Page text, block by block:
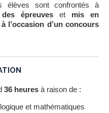
élèves sont confrontés à
épreuves et mis en
à l’occasion d’un concours
36 heures à raison de :
et mathématiques